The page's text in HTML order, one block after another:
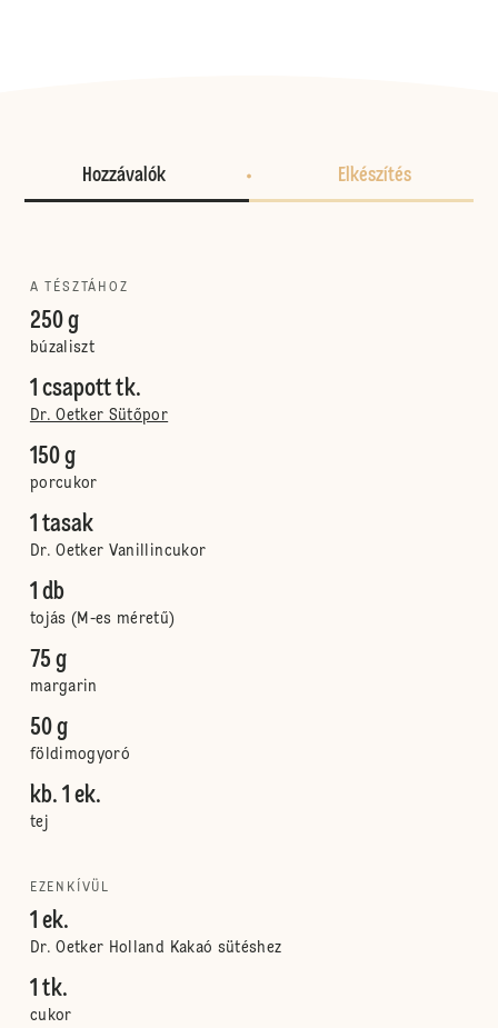
Hozzávalók Elkészítés
A TÉSZTÁHOZ
250 g
búzaliszt
1 csapott tk.
Dr. Oetker Sütőpor
150 g
porcukor
1 tasak
Dr. Oetker Vanillincukor
1 db
tojás (M-es méretű)
75 g
margarin
50 g
földimogyoró
kb. 1 ek.
tej
EZENKÍVÜL
1 ek.
Dr. Oetker Holland Kakaó sütéshez
1 tk.
cukor